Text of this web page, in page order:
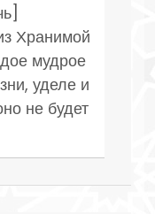
Хранимой
мудрое
уделе и
не будет